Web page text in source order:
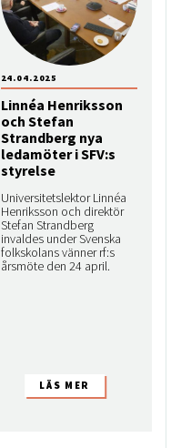
Linnéa Henriksson
och Stefan
Strandberg nya
ledamöter i SFV:s
styrelse
Universitetslektor Linnéa
Henriksson och direktör
Stefan Strandberg
invaldes under Svenska
folkskolans vänner rf:s
årsmöte den 24 april.
24.04.2025